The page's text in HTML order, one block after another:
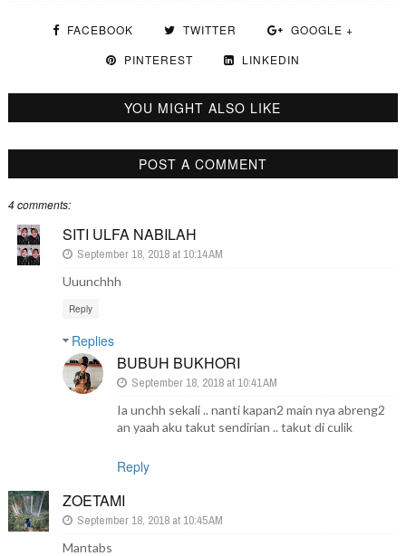
FACEBOOK TWITTER
GOOGLE +
PINTEREST
LINKEDIN
YOU MIGHT ALSO LIKE
POST A COMMENT
4 comments:
SITI ULFA NABILAH
September 18, 2018 at 10:14 AM
Uuunchhh
Reply
Replies
BUBUH BUKHORI
September 18, 2018 at 10:41 AM
Ia unchh sekali .. nanti kapan2 main nya abreng2
an yaah aku takut sendirian .. takut di culik
Reply
ZOETAMI
September 18, 2018 at 10:45 AM
Mantabs